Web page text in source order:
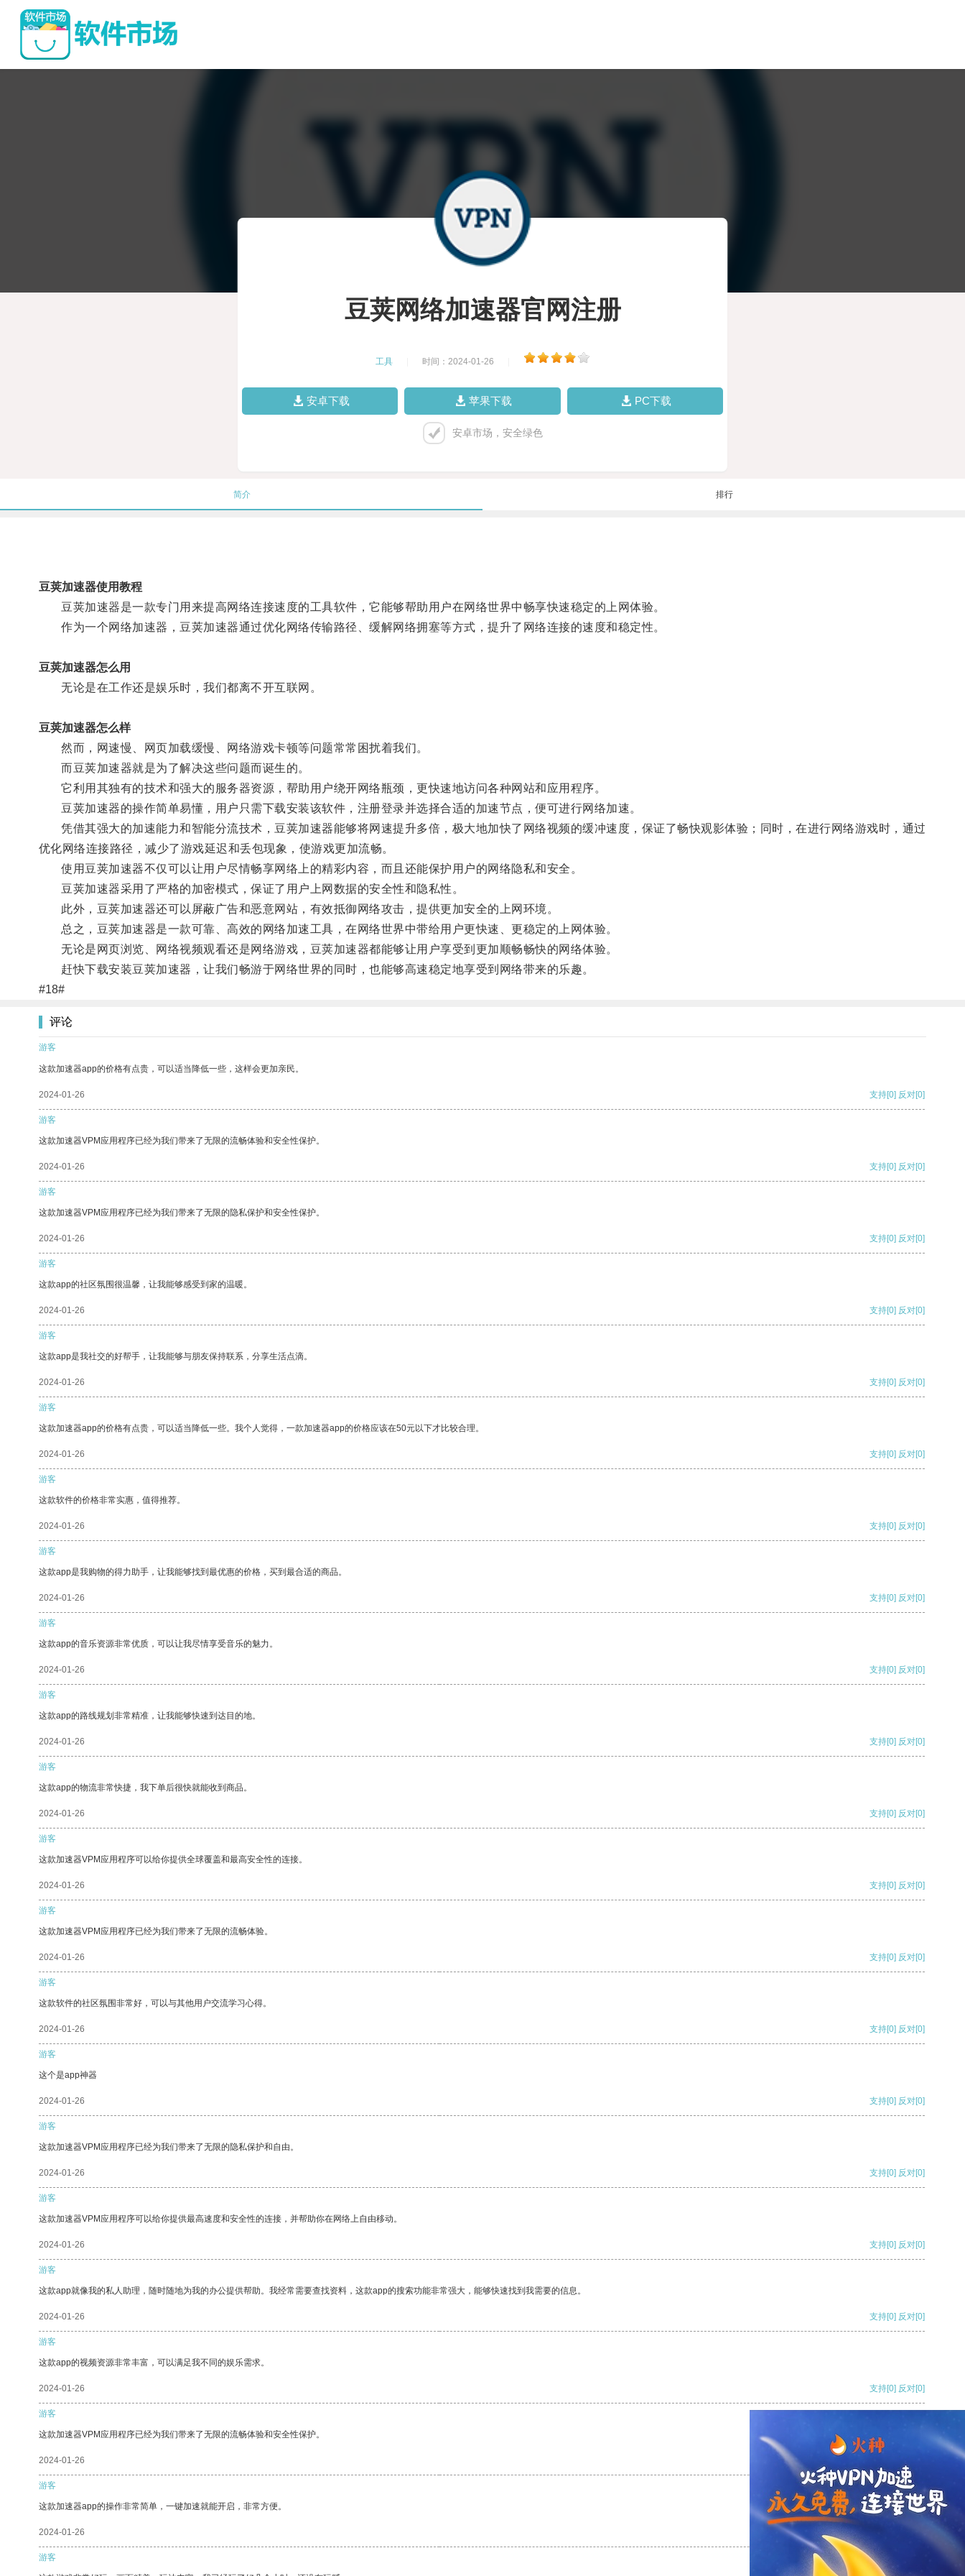
豆荚网络加速器官网注册
工具 时间：2024-01-26
安卓下载 苹果下载 PC下载
安卓市场，安全绿色
简介 排行
豆荚加速器使用教程
豆荚加速器是一款专门用来提高网络连接速度的工具软件，它能够帮助用户在网络世界中畅享快速稳定的上网体验。
作为一个网络加速器，豆荚加速器通过优化网络传输路径、缓解网络拥塞等方式，提升了网络连接的速度和稳定性。
豆荚加速器怎么用
无论是在工作还是娱乐时，我们都离不开互联网。
豆荚加速器怎么样
然而，网速慢、网页加载缓慢、网络游戏卡顿等问题常常困扰着我们。
而豆荚加速器就是为了解决这些问题而诞生的。
它利用其独有的技术和强大的服务器资源，帮助用户绕开网络瓶颈，更快速地访问各种网站和应用程序。
豆荚加速器的操作简单易懂，用户只需下载安装该软件，注册登录并选择合适的加速节点，便可进行网络加速。
凭借其强大的加速能力和智能分流技术，豆荚加速器能够将网速提升多倍，极大地加快了网络视频的缓冲速度，保证了畅快观影体验；同时，在进行网络游戏时，通过
优化网络连接路径，减少了游戏延迟和丢包现象，使游戏更加流畅。
使用豆荚加速器不仅可以让用户尽情畅享网络上的精彩内容，而且还能保护用户的网络隐私和安全。
豆荚加速器采用了严格的加密模式，保证了用户上网数据的安全性和隐私性。
此外，豆荚加速器还可以屏蔽广告和恶意网站，有效抵御网络攻击，提供更加安全的上网环境。
总之，豆荚加速器是一款可靠、高效的网络加速工具，在网络世界中带给用户更快速、更稳定的上网体验。
无论是网页浏览、网络视频观看还是网络游戏，豆荚加速器都能够让用户享受到更加顺畅畅快的网络体验。
赶快下载安装豆荚加速器，让我们畅游于网络世界的同时，也能够高速稳定地享受到网络带来的乐趣。
#18#
评论
游客
这款加速器app的价格有点贵，可以适当降低一些，这样会更加亲民。
2024-01-26 支持[0] 反对[0]
游客
这款加速器VPM应用程序已经为我们带来了无限的流畅体验和安全性保护。
2024-01-26 支持[0] 反对[0]
游客
这款加速器VPM应用程序已经为我们带来了无限的隐私保护和安全性保护。
2024-01-26 支持[0] 反对[0]
游客
这款app的社区氛围很温馨，让我能够感受到家的温暖。
2024-01-26 支持[0] 反对[0]
游客
这款app是我社交的好帮手，让我能够与朋友保持联系，分享生活点滴。
2024-01-26 支持[0] 反对[0]
游客
这款加速器app的价格有点贵，可以适当降低一些。我个人觉得，一款加速器app的价格应该在50元以下才比较合理。
2024-01-26 支持[0] 反对[0]
游客
这款软件的价格非常实惠，值得推荐。
2024-01-26 支持[0] 反对[0]
游客
这款app是我购物的得力助手，让我能够找到最优惠的价格，买到最合适的商品。
2024-01-26 支持[0] 反对[0]
游客
这款app的音乐资源非常优质，可以让我尽情享受音乐的魅力。
2024-01-26 支持[0] 反对[0]
游客
这款app的路线规划非常精准，让我能够快速到达目的地。
2024-01-26 支持[0] 反对[0]
游客
这款app的物流非常快捷，我下单后很快就能收到商品。
2024-01-26 支持[0] 反对[0]
游客
这款加速器VPM应用程序可以给你提供全球覆盖和最高安全性的连接。
2024-01-26 支持[0] 反对[0]
游客
这款加速器VPM应用程序已经为我们带来了无限的流畅体验。
2024-01-26 支持[0] 反对[0]
游客
这款软件的社区氛围非常好，可以与其他用户交流学习心得。
2024-01-26 支持[0] 反对[0]
游客
这个是app神器
2024-01-26 支持[0] 反对[0]
游客
这款加速器VPM应用程序已经为我们带来了无限的隐私保护和自由。
2024-01-26 支持[0] 反对[0]
游客
这款加速器VPM应用程序可以给你提供最高速度和安全性的连接，并帮助你在网络上自由移动。
2024-01-26 支持[0] 反对[0]
游客
这款app就像我的私人助理，随时随地为我的办公提供帮助。我经常需要查找资料，这款app的搜索功能非常强大，能够快速找到我需要的信息。
2024-01-26 支持[0] 反对[0]
游客
这款app的视频资源非常丰富，可以满足我不同的娱乐需求。
2024-01-26 支持[0] 反对[0]
游客
这款加速器VPM应用程序已经为我们带来了无限的流畅体验和安全性保护。
2024-01-26
游客
这款加速器app的操作非常简单，一键加速就能开启，非常方便。
2024-01-26 反对
游客